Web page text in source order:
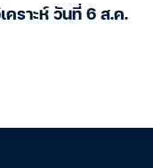
คราะห์ วันที่ 6 ส.ค.